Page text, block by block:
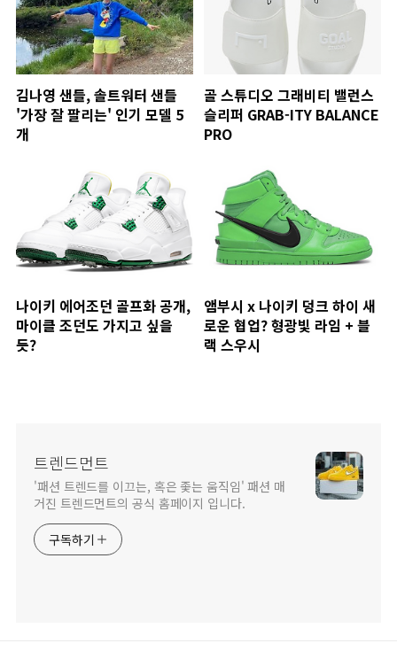
김나영 샌들, 솔트워터 샌들
'가장 잘 팔리는' 인기 모델 5
개
골 스튜디오 그래비티 밸런스
슬리퍼 GRAB-ITY BALANCE
PRO
나이키 에어조던 골프화 공개,
마이클 조던도 가지고 싶을
듯?
앰부시 x 나이키 덩크 하이 새
로운 협업? 형광빛 라임 + 블
랙 스우시
트렌드먼트
'패션 트렌드를 이끄는, 혹은 좇는 움직임' 패션 매
거진 트렌드먼트의 공식 홈페이지 입니다.
구독하기